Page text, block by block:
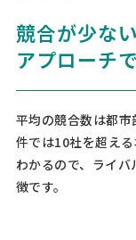
競合が少な
アプローチ
平均の競合数は都
件では10社を超え
わかるので、ライ
徴です。
内容] 離婚するので、
の際の抵当権設定、
見積もりを比較した
の相
司法書